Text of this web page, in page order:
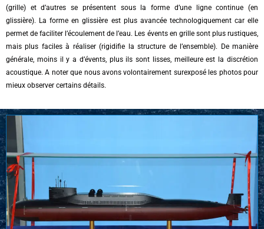
(grille) et d’autres se présentent sous la forme d’une ligne continue (en
glissière). La forme en glissière est plus avancée technologiquement car elle
permet de faciliter l’écoulement de l’eau. Les évents en grille sont plus rustiques,
mais plus faciles à réaliser (rigidifie la structure de l’ensemble). De manière
générale, moins il y a d’évents, plus ils sont lisses, meilleure est la discrétion
acoustique. A noter que nous avons volontairement surexposé les photos pour
mieux observer certains détails.